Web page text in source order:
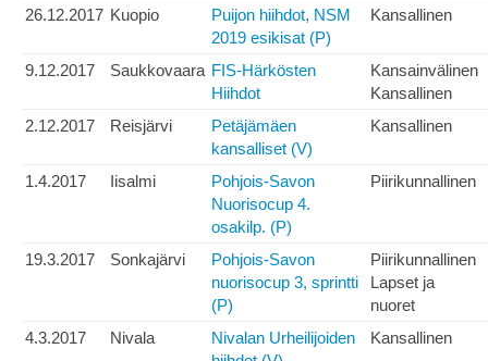
26.12.2017 Kuopio
Puijon hiihdot, NSM
2019 esikisat (P)
Kansallinen
9.12.2017 Saukkovaara FIS-Härkösten
Hiihdot
Kansainvälinen
Kansallinen
2.12.2017
Reisjärvi
Petäjämäen
kansalliset (V)
Kansallinen
1.4.2017 Iisalmi
Pohjois-Savon
Nuorisocup 4.
osakilp. (P)
Piirikunnallinen
19.3.2017 Sonkajärvi
Pohjois-Savon
nuorisocup 3, sprintti
(P)
Piirikunnallinen
Lapset ja
nuoret
4.3.2017
Nivala
Nivalan Urheilijoiden
Kansallinen